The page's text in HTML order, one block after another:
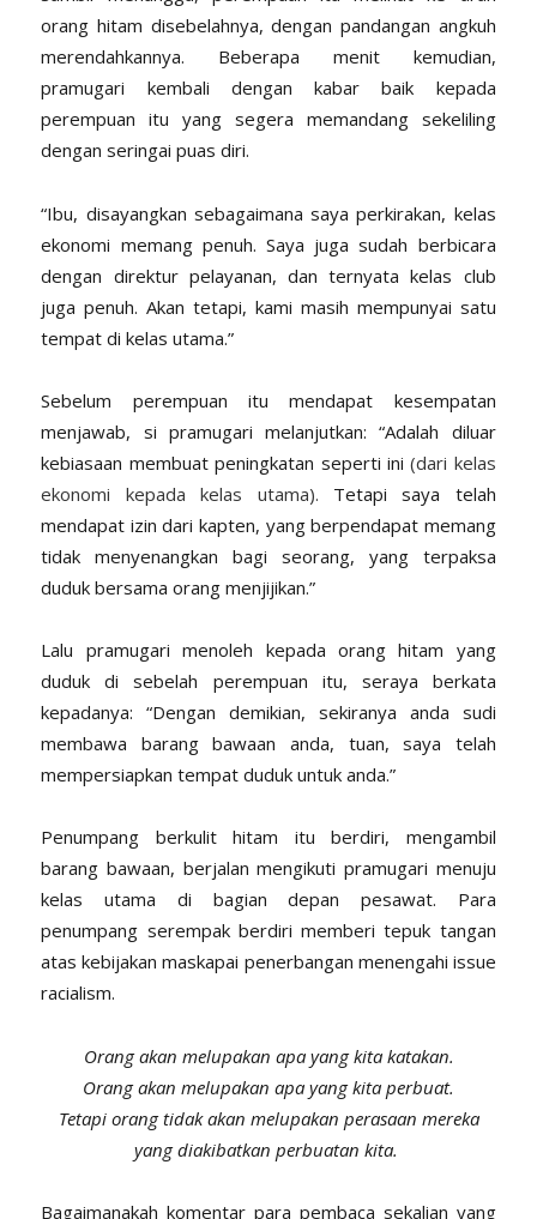
orang hitam disebelahnya, dengan pandangan angkuh
merendahkannya. Beberapa menit kemudian,
pramugari kembali dengan kabar baik kepada
perempuan itu yang segera memandang sekeliling
dengan seringai puas diri.
“Ibu, disayangkan sebagaimana saya perkirakan, kelas
ekonomi memang penuh. Saya juga sudah berbicara
dengan direktur pelayanan, dan ternyata kelas club
juga penuh. Akan tetapi, kami masih mempunyai satu
tempat di kelas utama.”
Sebelum perempuan itu mendapat kesempatan
menjawab, si pramugari melanjutkan: “Adalah diluar
kebiasaan membuat peningkatan seperti ini(dari kelas
ekonomi kepada kelas utama). Tetapi saya telah
mendapat izin dari kapten, yang berpendapat memang
tidak menyenangkan bagi seorang, yang terpaksa
duduk bersama orang menjijikan.”
Lalu pramugari menoleh kepada orang hitam yang
duduk di sebelah perempuan itu, seraya berkata
kepadanya: “Dengan demikian, sekiranya anda sudi
membawa barang bawaan anda, tuan, saya telah
mempersiapkan tempat duduk untuk anda.”
Penumpang berkulit hitam itu berdiri, mengambil
barang bawaan, berjalan mengikuti pramugari menuju
kelas utama di bagian depan pesawat. Para
penumpang serempak berdiri memberi tepuk tangan
atas kebijakan maskapai penerbangan menengahi issue
racialism.
Orang akan melupakan apa yang kita katakan.
Orang akan melupakan apa yang kita perbuat.
Tetapi orang tidak akan melupakan perasaan mereka
yang diakibatkan perbuatan kita.
Bagaimanakah komentar para pembaca sekalian yang